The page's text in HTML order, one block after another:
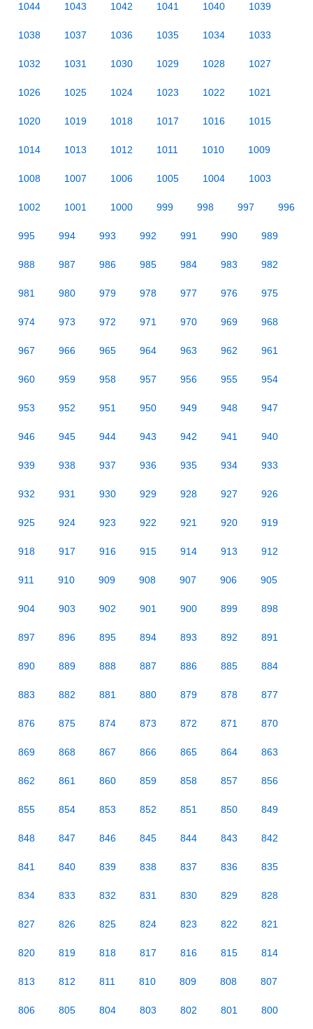
1044 1043 1042 1041 1040 1039
1038 1037 1036 1035 1034 1033
1032 1031 1030 1029 1028 1027
1026 1025 1024 1023 1022 1021
1020 1019 1018 1017 1016 1015
1014 1013 1012 1011 1010 1009
1008 1007 1006 1005 1004 1003
1002 1001 1000 999 998 997 996
995 994 993 992 991 990 989
988 987 986 985 984 983 982
981 980 979 978 977 976 975
974 973 972 971 970 969 968
967 966 965 964 963 962 961
960 959 958 957 956 955 954
953 952 951 950 949 948 947
946 945 944 943 942 941 940
939 938 937 936 935 934 933
932 931 930 929 928 927 926
925 924 923 922 921 920 919
918 917 916 915 914 913 912
911 910 909 908 907 906 905
904 903 902 901 900 899 898
897 896 895 894 893 892 891
890 889 888 887 886 885 884
883 882 881 880 879 878 877
876 875 874 873 872 871 870
869 868 867 866 865 864 863
862 861 860 859 858 857 856
855 854 853 852 851 850 849
848 847 846 845 844 843 842
841 840 839 838 837 836 835
834 833 832 831 830 829 828
827 826 825 824 823 822 821
820 819 818 817 816 815 814
813 812 811 810 809 808 807
806 805 804 803 802 801 800